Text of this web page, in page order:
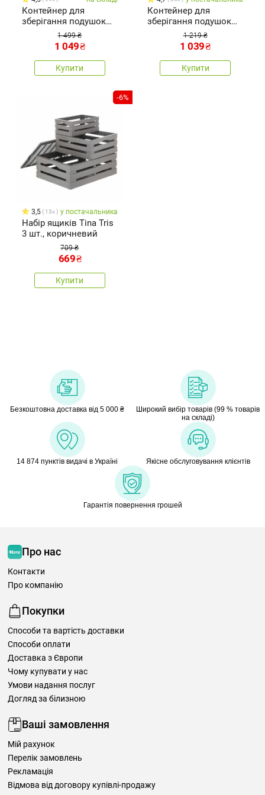
Контейнер для
зберігання подушок
для сидіння Woody
коричневий, 90 л
1 499 ₴
1 049₴
Купити
Контейнер для
зберігання подушок
для сидіння Woody
сірий, 90 л
1 219 ₴
1 039₴
Купити
-6%
3,5 13x у постачальника
Набір ящиків Tina Tris
3 шт., коричневий
709 ₴
669₴
Купити
Безкоштовна доставка від 5 000 ₴
Широкий вибір товарів (99 % товарів
на складі)
14 874 пунктів видачі в Україні Якісне обслуговування клієнтів
Гарантія повернення грошей
Про нас
Контакти
Про компанію
Покупки
Способи та вартість доставки
Способи оплати
Доставка з Європи
Чому купувати у нас
Умови надання послуг
Догляд за білизною
Ваші замовлення
Мій рахунок
Перелік замовлень
Рекламація
Відмова від договору купівлі-продажу